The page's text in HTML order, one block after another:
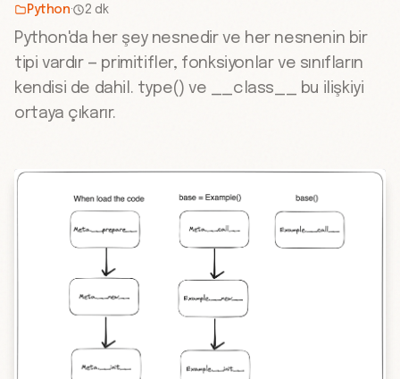
Python· 2 dk
Python'da her şey nesnedir ve her nesnenin bir
tipi vardır — primitifler, fonksiyonlar ve sınıfların
kendisi de dahil. type() ve __class__ bu ilişkiyi
ortaya çıkarır.